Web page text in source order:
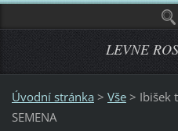
LEVNE
Úvodní stránka > Vše > Ibišek
SEMENA